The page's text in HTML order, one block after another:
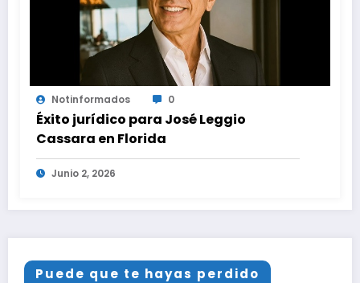
Notinformados 0
Éxito jurídico para José Leggio
Cassara en Florida
Junio 2, 2026
Puede que te hayas perdido